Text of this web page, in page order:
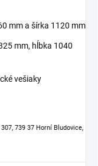
mm a šírka 1120 mm
mm, hĺbka 1040
vešiaky
739 37 Horní Bludovice,